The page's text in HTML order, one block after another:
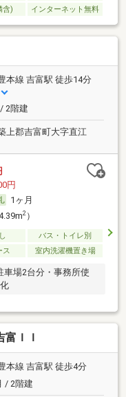
含) インターネット無料
本線 吉富駅 徒歩14分
2階建
上郡吉富町大字直江
円
1ヶ月
2）
バス・トイレ別
ス 室内洗濯機置き場
車場2台分・事務所使
富ＩＩ
本線 吉富駅 徒歩4分
/ 2階建